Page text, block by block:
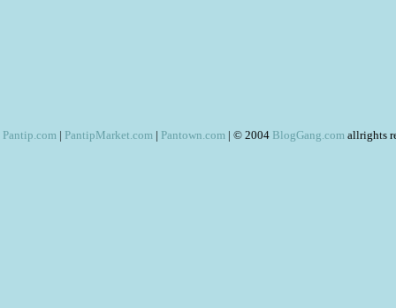
Pantip.com | PantipMarket.com | Pantown.com | © 2004 BlogGang.com allrights